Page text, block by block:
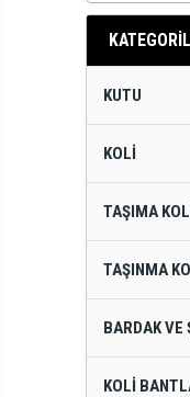
KUTU
KOLI
TAŞIMA
TAŞINMA
BARDAK VE
KOLI